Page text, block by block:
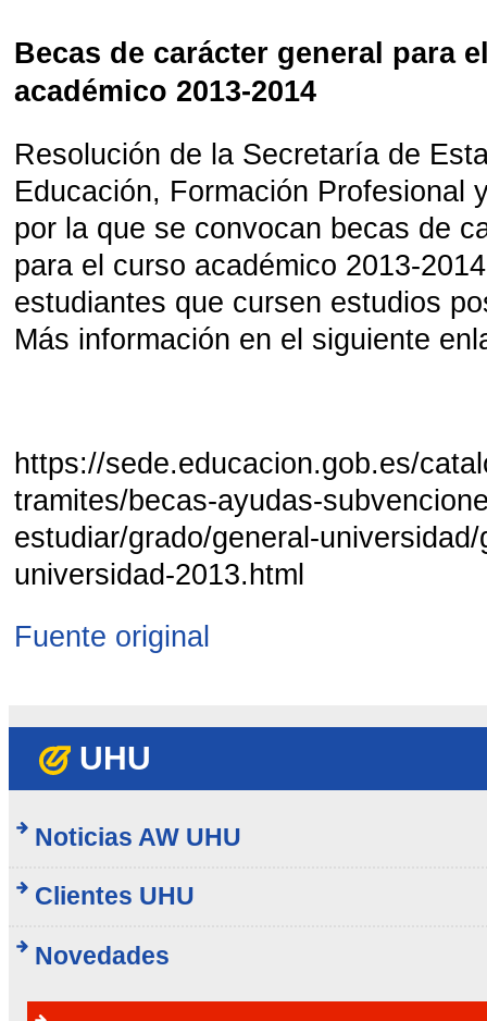
Becas de carácter general para
académico 2013-2014
Resolución de la Secretaría de
Educación, Formación Profesional
por la que se convocan becas de
para el curso académico 2013-
estudiantes que cursen estudios
Más información en el siguiente
https://sede.educacion.gob.es/
tramites/becas-ayudas-
estudiar/grado/general-
universidad-2013.html
Fuente original
UHU
Noticias AW UHU
Clientes UHU
Novedades